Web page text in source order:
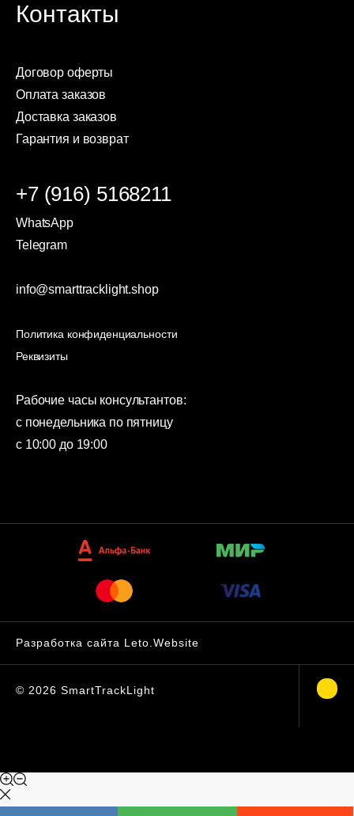
Контакты
Договор оферты
Оплата заказов
Доставка заказов
Гарантия и возврат
+7 (916) 5168211
WhatsApp
Telegram
info@smarttracklight.shop
Политика конфиденциальности
Реквизиты
Рабочие часы консультантов:
с понедельника по пятницу
с 10:00 до 19:00
© 2026 SmartTrackLight
Разработка сайта Leto.Website